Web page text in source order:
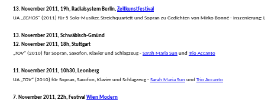
13. November 2011, 19h, Radialsystem Berlin, Zeitkunstfestival
UA
„ECHOS“ (2011) für 5 Solo-Musiker, Streichquartett und Sopran zu Gedichten von Mirko Bonné - Inszenierung:
13. November 2011, Schwäbisch-Gmünd
12. November 2011, 18h, Stuttgart
„TOV“ (2010) für Sopran, Saxofon, Klavier und Schlagzeug - Sarah Maria Sun und Trio Accanto
11. November 2011, 10h30, Leonberg
UA „TOV“ (2010) für Sopran, Saxofon, Klavier und Schlagzeug - Sarah Maria Sun und Trio Accanto
7. November 2011, 22h, Festival Wien Modern